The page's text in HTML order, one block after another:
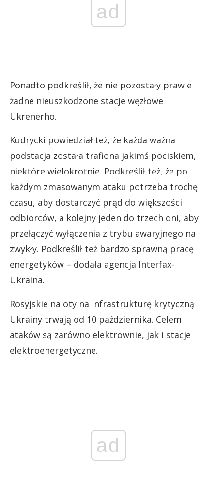
ad
Ponadto podkreślił, że nie pozostały prawie
żadne nieuszkodzone stacje węzłowe
Ukrenerho.
Kudrycki powiedział też, że każda ważna
podstacja została trafiona jakimś pociskiem,
niektóre wielokrotnie. Podkreślił też, że po
każdym zmasowanym ataku potrzeba trochę
czasu, aby dostarczyć prąd do większości
odbiorców, a kolejny jeden do trzech dni, aby
przełączyć wyłączenia z trybu awaryjnego na
zwykły. Podkreślił też bardzo sprawną pracę
energetyków – dodała agencja Interfax-
Ukraina.
Rosyjskie naloty na infrastrukturę krytyczną
Ukrainy trwają od 10 października. Celem
ataków są zarówno elektrownie, jak i stacje
elektroenergetyczne.
ad